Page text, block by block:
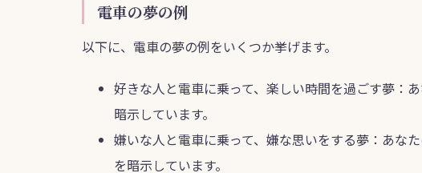
電車の夢の例
以下に、電車の夢の例をいくつか挙げます。
好きな人と電車に乗って、楽しい時間を過ごす夢：
暗示しています。
嫌いな人と電車に乗って、嫌な思いをする夢：あな
を暗示しています。